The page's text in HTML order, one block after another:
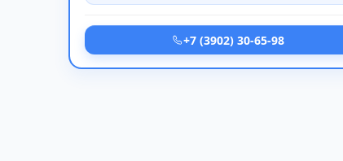
+7 (3902) 30-65-98